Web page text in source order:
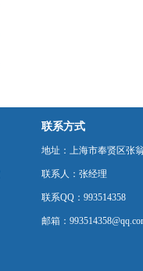
联系方式
地址：上海市奉贤区张
联系人：张经理
联系QQ：993514358
邮箱：